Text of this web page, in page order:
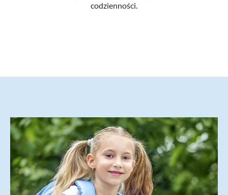
codzienności.